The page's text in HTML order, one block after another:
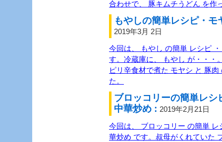
合わせで、 豚キムチうどん を作
もやしの簡単レシピ・
2019年3月 2日
今回は、 もやし の簡単 レシピ
す。冷蔵庫に、 もやし が・・・
ピリ辛食材で煮た モヤシ と 豚
た。
ブロッコリーの簡単レシ
中華炒め : 2019年2月21日
今回は、 ブロッコリー の簡単
華炒め です。叔母がくれていた